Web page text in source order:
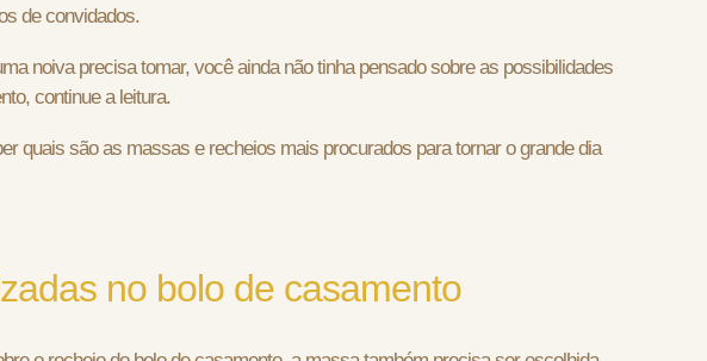
de convidados.
noiva precisa tomar, você ainda não tinha pensado sobre as possibilidades
continue a leitura.
quais são as massas e recheios mais procurados para tornar o grande dia
no bolo de casamento